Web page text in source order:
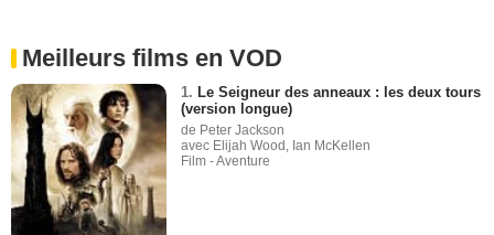
Meilleurs films en VOD
1. Le Seigneur des anneaux : les deux tours
(version longue)
de Peter Jackson
avec Elijah Wood, Ian McKellen
Film - Aventure